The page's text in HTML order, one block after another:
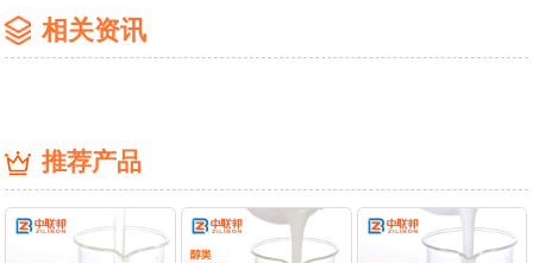
相关资讯
推荐产品